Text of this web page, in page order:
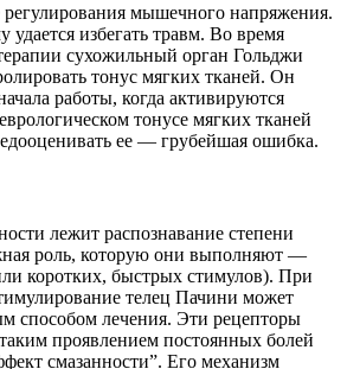
регулирования мышечного напряжения.
удается избегать травм. Во время
сухожильный орган Гольджи
тонус мягких тканей. Он
работы, когда активируются
тонусе мягких тканей
ее — грубейшая ошибка.
лежит распознавание степени
роль, которую они выполняют —
коротких, быстрых стимулов). При
телец Пачини может
способом лечения. Эти рецепторы
проявлением постоянных болей
смазанности”. Его механизм